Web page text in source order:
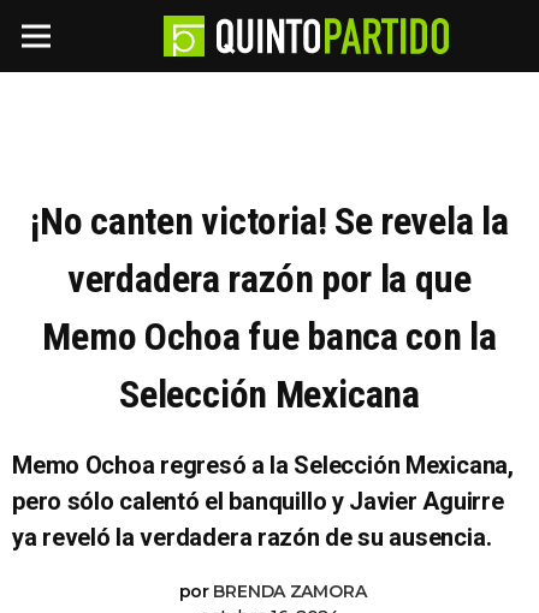
¡No canten victoria! Se revela la
verdadera razón por la que
Memo Ochoa fue banca con la
Selección Mexicana
Memo Ochoa regresó a la Selección Mexicana,
pero sólo calentó el banquillo y Javier Aguirre
ya reveló la verdadera razón de su ausencia.
por BRENDA ZAMORA